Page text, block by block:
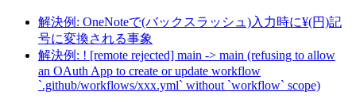
解決例: OneNoteで(バックスラッシュ)入力時に¥(円)記
号に変換される事象
解決例: ! [remote rejected] main -> main (refusing to allow
an OAuth App to create or update workflow
`.github/workflows/xxx.yml` without `workflow` scope)